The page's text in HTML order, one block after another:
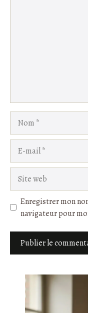
mail
web
Enregistrer mon
navigateur pour